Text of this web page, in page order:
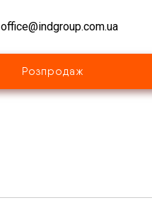
office@indgroup.com.ua
Розпродаж